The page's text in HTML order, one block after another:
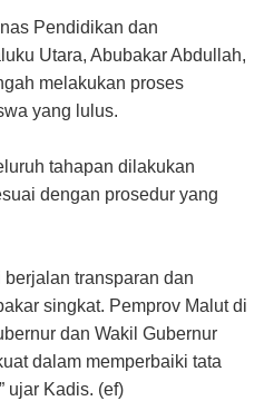
Pendidikan dan
Utara, Abubakar Abdullah,
melakukan proses
yang lulus.
tahapan dilakukan
dengan prosedur yang
transparan dan
singkat. Pemprov Malut di
dan Wakil Gubernur
dalam memperbaiki tata
ujar Kadis. (ef)